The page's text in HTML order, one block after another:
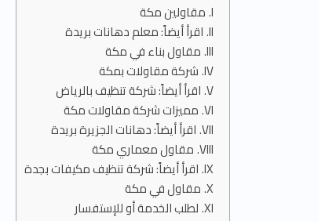
مقاولين مكة
اقرأ أيضاً: معلم دهانات بريدة
مقاول بناء في مكة
شركة مقاولات بمكة
اقرأ أيضاً: شركة تنظيف بالرياض
مميزات شركة مقاولات مكة
اقرأ أيضاً: دهانات الجزيرة بريدة
مقاول معماري مكة
اقرأ أيضاً: شركة تنظيف مكيفات بجدة
مقاول في مكة
لطلب الخدمة أو للإستفسار